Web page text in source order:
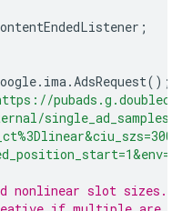
;
. ima.AdsRequest();
nonlinear slot sizes.